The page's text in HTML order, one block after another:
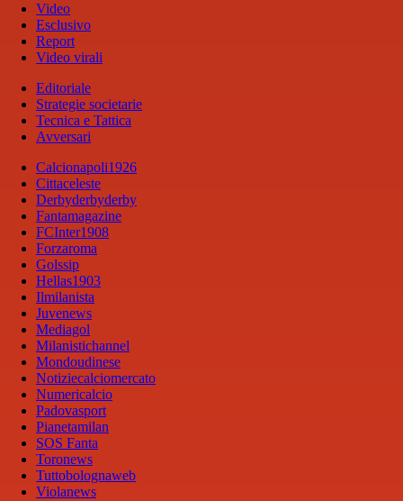
Video
Esclusivo
Report
Video virali
Editoriale
Strategie societarie
Tecnica e Tattica
Avversari
Calcionapoli1926
Cittaceleste
Derbyderbyderby
Fantamagazine
FCInter1908
Forzaroma
Golssip
Hellas1903
Ilmilanista
Juvenews
Mediagol
Milanistichannel
Mondoudinese
Notiziecalciomercato
Numericalcio
Padovasport
Pianetamilan
SOS Fanta
Toronews
Tuttobolognaweb
Violanews